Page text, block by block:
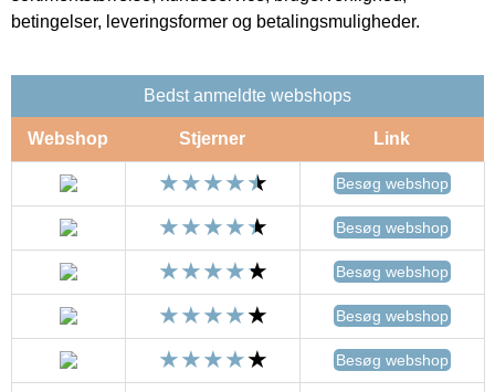
betingelser, leveringsformer og betalingsmuligheder.
Bedst anmeldte webshops
Webshop Stjerner Link
Besøg webshop
Besøg webshop
Besøg webshop
Besøg webshop
Besøg webshop